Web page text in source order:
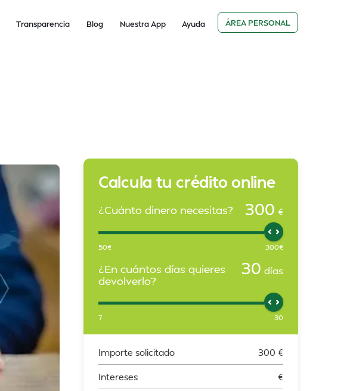
Transparencia Blog Nuestra App Ayuda ÁREA PERSONAL
Calcula tu crédito online
¿Cuánto dinero necesitas? 300 €
50€ 300€
¿En cuántos días quieres
devolverlo?
30 días
7 30
Importe solicitado 300 €
Intereses €